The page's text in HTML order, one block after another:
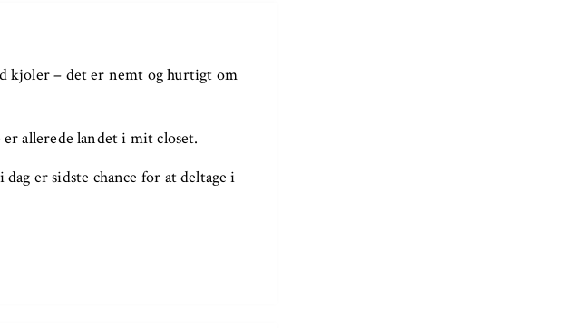
kjoler – det er nemt og hurtigt om
allerede landet i mit closet.
i dag er sidste chance for at deltage i